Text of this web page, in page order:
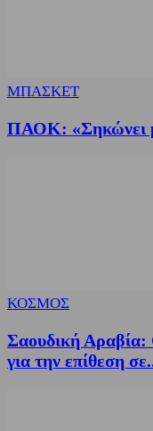
ΜΠΑΣΚΕΤ
ΠΑΟΚ: «Σηκώνει
ΚΟΣΜΟΣ
Σαουδική Αραβία:
για την επίθεση